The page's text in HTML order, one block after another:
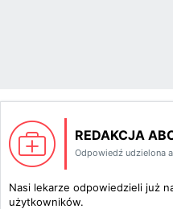
REDAKCJA
Odpowiedź udzielona
Nasi lekarze odpowiedzieli już
użytkowników.